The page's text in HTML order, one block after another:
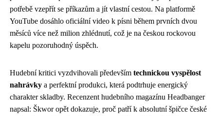
potřebě vzepřít se příkazům a jít vlastní cestou. Na platformě
YouTube dosáhlo oficiální video k písni během prvních dvou
měsíců více než milion zhlédnutí, což je na českou rockovou
kapelu pozoruhodný úspěch.
Hudební kritici vyzdvihovali především technickou vyspělost
nahrávky a perfektní produkci, která podtrhuje energický
charakter skladby. Recenzent hudebního magazínu Headbanger
napsal: Škwor opět dokazuje, proč patří k absolutní špičce české